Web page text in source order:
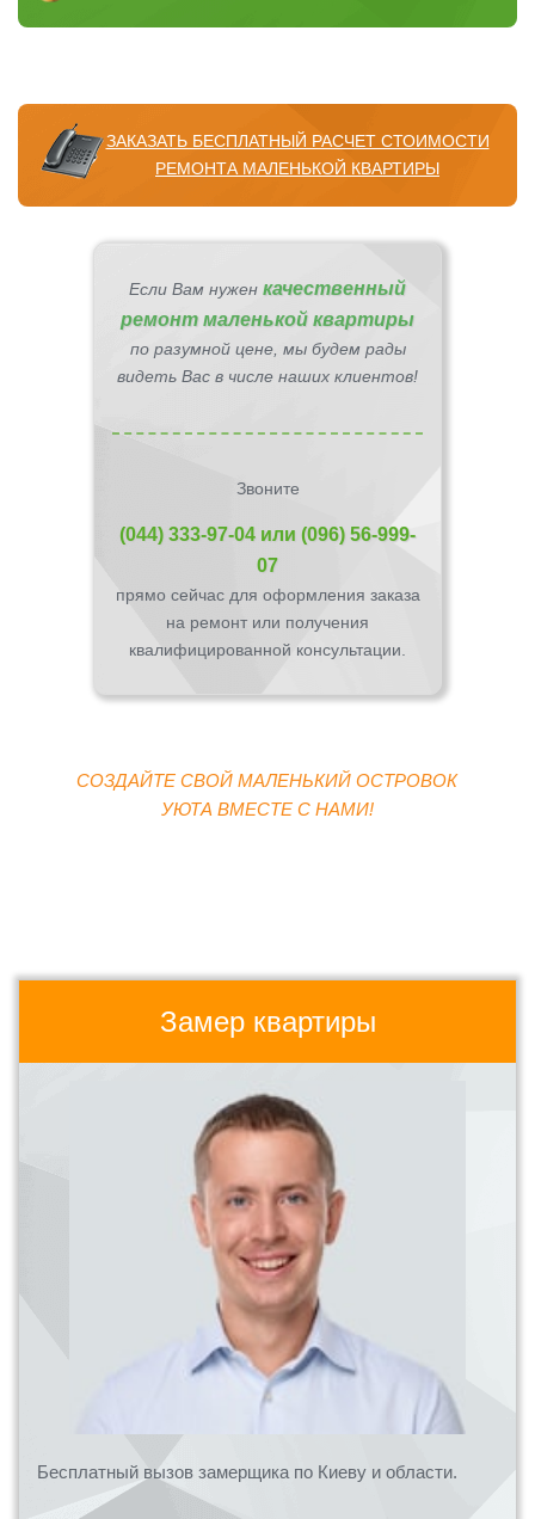
ЗАКАЗАТЬ БЕСПЛАТНЫЙ РАСЧЕТ СТОИМОСТИ
РЕМОНТА МАЛЕНЬКОЙ КВАРТИРЫ
Если Вам нужен качественный
ремонт маленькой квартиры
по разумной цене, мы будем рады
видеть Вас в числе наших клиентов!
Звоните
(044) 333-97-04 или (096) 56-999-
07
прямо сейчас для оформления заказа
на ремонт или получения
квалифицированной консультации.
СОЗДАЙТЕ СВОЙ МАЛЕНЬКИЙ ОСТРОВОК
УЮТА ВМЕСТЕ С НАМИ!
Замер квартиры
Бесплатный вызов замерщика по Киеву и области.